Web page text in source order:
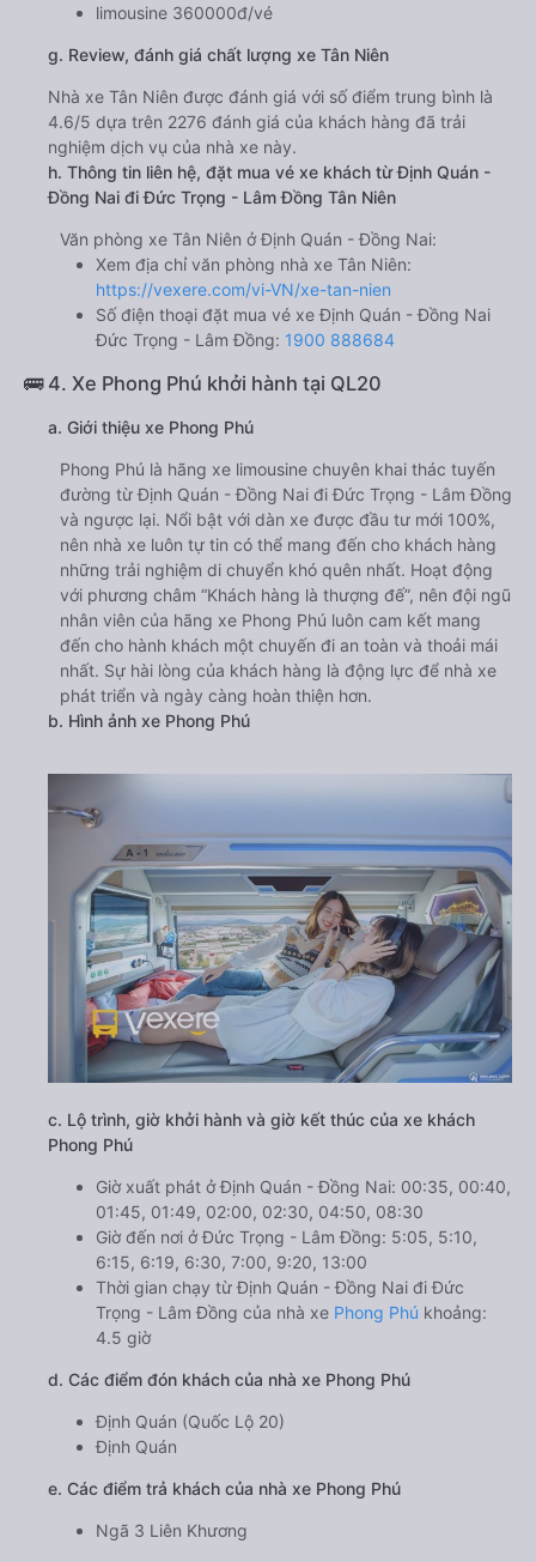
limousine 360000đ/vé
g. Review, đánh giá chất lượng xe Tân Niên
Nhà xe Tân Niên được đánh giá với số điểm trung bình là
4.6/5 dựa trên 2276 đánh giá của khách hàng đã trải
nghiệm dịch vụ của nhà xe này.
h. Thông tin liên hệ, đặt mua vé xe khách từ Định Quán -
Đồng Nai đi Đức Trọng - Lâm Đồng Tân Niên
Văn phòng xe Tân Niên ở Định Quán - Đồng Nai:
Xem địa chỉ văn phòng nhà xe Tân Niên:
https://vexere.com/vi-VN/xe-tan-nien
Số điện thoại đặt mua vé xe Định Quán - Đồng Nai
Đức Trọng - Lâm Đồng: 1900 888684
🚌 4. Xe Phong Phú khởi hành tại QL20
a. Giới thiệu xe Phong Phú
Phong Phú là hãng xe limousine chuyên khai thác tuyến
đường từ Định Quán - Đồng Nai đi Đức Trọng - Lâm Đồng
và ngược lại. Nổi bật với dàn xe được đầu tư mới 100%,
nên nhà xe luôn tự tin có thể mang đến cho khách hàng
những trải nghiệm di chuyển khó quên nhất. Hoạt động
với phương châm “Khách hàng là thượng đế”, nên đội ngũ
nhân viên của hãng xe Phong Phú luôn cam kết mang
đến cho hành khách một chuyến đi an toàn và thoải mái
nhất. Sự hài lòng của khách hàng là động lực để nhà xe
phát triển và ngày càng hoàn thiện hơn.
b. Hình ảnh xe Phong Phú
c. Lộ trình, giờ khởi hành và giờ kết thúc của xe khách
Phong Phú
Giờ xuất phát ở Định Quán - Đồng Nai: 00:35, 00:40,
01:45, 01:49, 02:00, 02:30, 04:50, 08:30
Giờ đến nơi ở Đức Trọng - Lâm Đồng: 5:05, 5:10,
6:15, 6:19, 6:30, 7:00, 9:20, 13:00
Thời gian chạy từ Định Quán - Đồng Nai đi Đức
Trọng - Lâm Đồng của nhà xe Phong Phú khoảng:
4.5 giờ
d. Các điểm đón khách của nhà xe Phong Phú
Định Quán (Quốc Lộ 20)
Định Quán
e. Các điểm trả khách của nhà xe Phong Phú
Ngã 3 Liên Khương